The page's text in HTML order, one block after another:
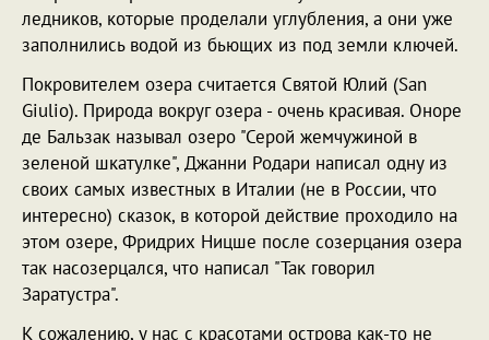
ледников, которые проделали углубления, а они уже
заполнились водой из бьющих из под земли ключей.
Покровителем озера считается Святой Юлий (San
Giulio). Природа вокруг озера - очень красивая. Оноре
де Бальзак называл озеро "Серой жемчужиной в
зеленой шкатулке", Джанни Родари написал одну из
своих самых известных в Италии (не в России, что
интересно) сказок, в которой действие проходило на
этом озере, Фридрих Ницше после созерцания озера
так насозерцался, что написал "Так говорил
Заратустра".
К сожалению, у нас с красотами острова как-то не